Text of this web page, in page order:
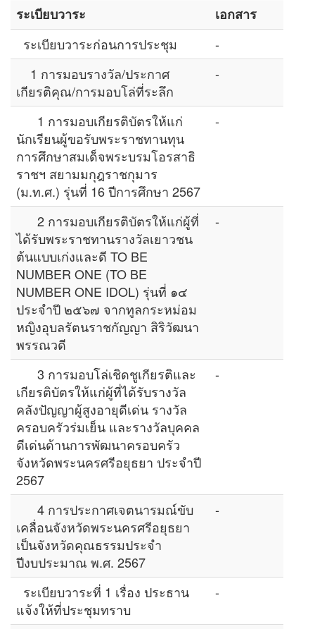
ระเบียบวาระ
เอกสาร
ระเบียบวาระก่อนการประชุม
-
1 การมอบรางวัล/ประกาศ
เกียรติคุณ/การมอบโล่ที่ระลึก
-
1 การมอบเกียรติบัตรให้แก่
นักเรียนผู้ขอรับพระราชทานทุน
การศึกษาสมเด็จพระบรมโอรสาธิ
ราชฯ สยามมกุฎราชกุมาร
(ม.ท.ศ.) รุ่นที่ 16 ปีการศึกษา 2567
-
2 การมอบเกียรติบัตรให้แก่ผู้ที่
ได้รับพระราชทานรางวัลเยาวชน
ต้นแบบเก่งและดี TO BE
NUMBER ONE (TO BE
NUMBER ONE IDOL) รุ่นที่ ๑๔
ประจำปี ๒๕๖๗ จากทูลกระหม่อม
หญิงอุบลรัตนราชกัญญา สิริวัฒนา
พรรณวดี
-
3 การมอบโล่เชิดชูเกียรติและ
เกียรติบัตรให้แก่ผู้ที่ได้รับรางวัล
คลังปัญญาผู้สูงอายุดีเด่น รางวัล
ครอบครัวร่มเย็น และรางวัลบุคคล
ดีเด่นด้านการพัฒนาครอบครัว
จังหวัดพระนครศรีอยุธยา ประจำปี
2567
-
4 การประกาศเจตนารมณ์ขับ
เคลื่อนจังหวัดพระนครศรีอยุธยา
เป็นจังหวัดคุณธรรมประจำ
ปีงบประมาณ พ.ศ. 2567
-
ระเบียบวาระที่ 1 เรื่อง ประธาน
แจ้งให้ที่ประชุมทราบ
-